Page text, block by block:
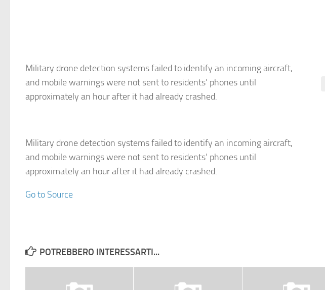
Military drone detection systems failed to identify an incoming aircraft,
and mobile warnings were not sent to residents’ phones until
approximately an hour after it had already crashed.
Military drone detection systems failed to identify an incoming aircraft,
and mobile warnings were not sent to residents’ phones until
approximately an hour after it had already crashed.
Go to Source
POTREBBERO INTERESSARTI...